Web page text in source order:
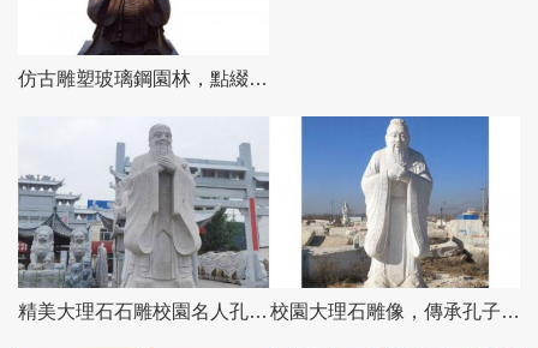
仿古雕塑玻璃鋼園林，點綴校園名人——孔子
精美大理石石雕校園名人孔子雕塑 校園大理石雕像，傳承孔子思想